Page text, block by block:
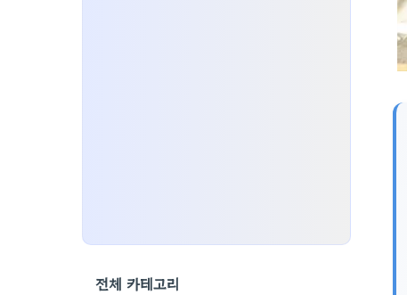
전체 카테고리